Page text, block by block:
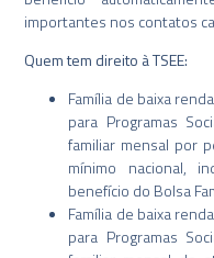
importantes nos contatos
Quem tem direito à TSEE:
Família de baixa
para Programas
familiar mensal por
mínimo nacional,
benefício do Bolsa
Família de baixa
para Programas